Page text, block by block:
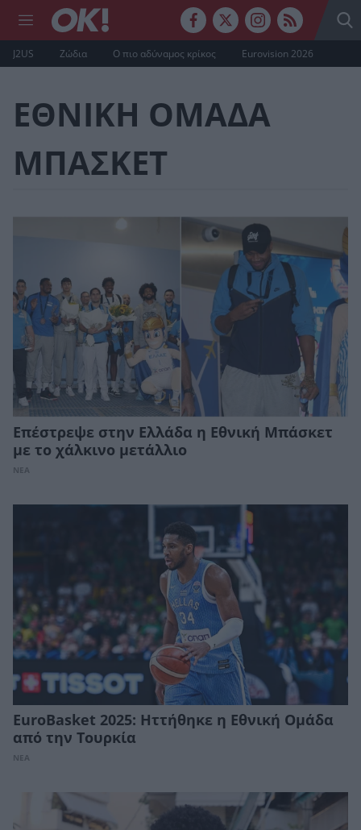
J2US Ζώδια Ο πιο αδύναμος κρίκος Eurovision 2026
ΕΘΝΙΚΗ ΟΜΑΔΑ
ΜΠΑΣΚΕΤ
Επέστρεψε στην Ελλάδα η Εθνική Μπάσκετ
με το χάλκινο μετάλλιο
ΝΕΑ
EuroBasket 2025: Ηττήθηκε η Εθνική Ομάδα
από την Τουρκία
ΝΕΑ